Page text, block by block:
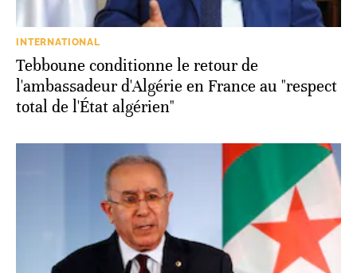
INTERNATIONAL
Tebboune conditionne le retour de
l'ambassadeur d'Algérie en France au "respect
total de l'État algérien"